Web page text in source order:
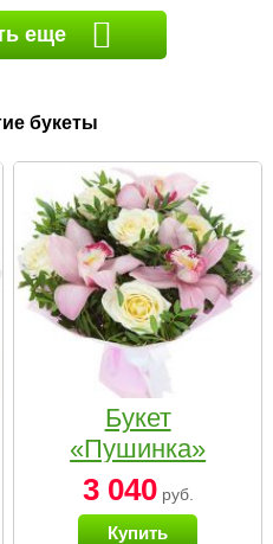
еще
букеты
Букет
«Пушинка»
3 040руб.
Купить